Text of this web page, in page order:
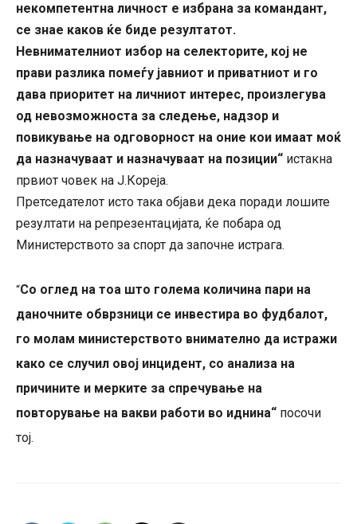
некомпетентна личност е избрана за командант,
се знае каков ќе биде резултатот.
Невнимателниот избор на селекторите, кој не
прави разлика помеѓу јавниот и приватниот и го
дава приоритет на личниот интерес, произлегува
од невозможноста за следење, надзор и
повикување на одговорност на оние кои имаат моќ
да назначуваат и назначуваат на позиции“ истакна
првиот човек на Ј.Кореја.
Претседателот исто така објави дека поради лошите
резултати на репрезентацијата, ќе побара од
Министерството за спорт да започне истрага.
“Со оглед на тоа што голема количина пари на
даночните обврзници се инвестира во фудбалот,
го молам министерството внимателно да истражи
како се случил овој инцидент, со анализа на
причините и мерките за спречување на
повторување на вакви работи во иднина“ посочи
тој.